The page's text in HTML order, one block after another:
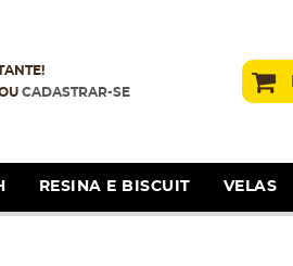
CADASTRAR-SE
RESINA E BISCUIT VELAS